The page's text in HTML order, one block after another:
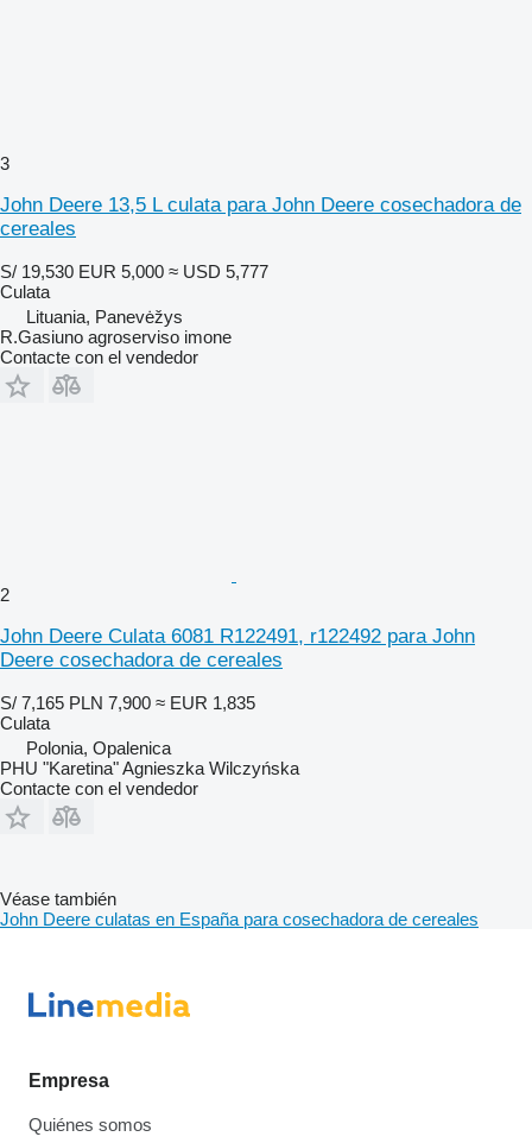
3
John Deere 13,5 L culata para John Deere cosechadora de
cereales
S/ 19,530 EUR 5,000 ≈ USD 5,777
Culata
Lituania, Panevėžys
R.Gasiuno agroserviso imone
Contacte con el vendedor
2
John Deere Culata 6081 R122491, r122492 para John
Deere cosechadora de cereales
S/ 7,165 PLN 7,900 ≈ EUR 1,835
Culata
Polonia, Opalenica
PHU "Karetina" Agnieszka Wilczyńska
Contacte con el vendedor
Véase también
John Deere culatas en España para cosechadora de cereales
Empresa
Quiénes somos